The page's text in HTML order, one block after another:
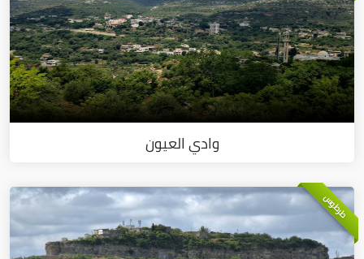
وادي العيون
طرطوس